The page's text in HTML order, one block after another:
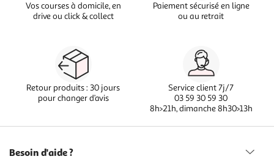
Vos courses à domicile, en
drive ou click & collect
Paiement sécurisé en ligne
ou au retrait
Retour produits : 30 jours
pour changer d’avis
Service client 7j/7
03 59 30 59 30
8h>21h, dimanche 8h30>13h
Besoin d'aide ?